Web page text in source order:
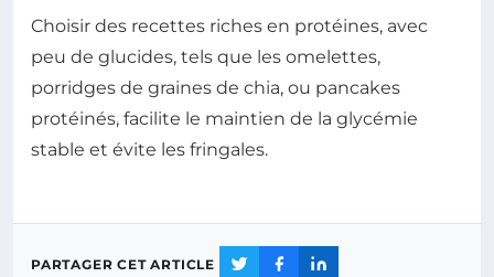
Choisir des recettes riches en protéines, avec
peu de glucides, tels que les omelettes,
porridges de graines de chia, ou pancakes
protéinés, facilite le maintien de la glycémie
stable et évite les fringales.
PARTAGER CET ARTICLE